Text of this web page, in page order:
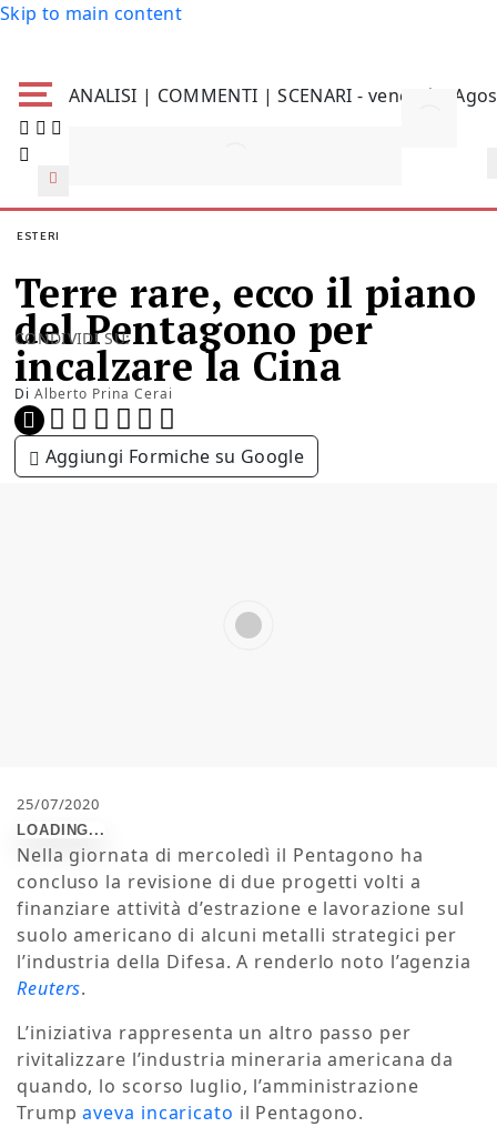
Skip to main content
ANALISI | COMMENTI | SCENARI - venerdì 7
ESTERI
Terre rare, ecco il piano
del Pentagono per
incalzare la Cina
Di Alberto Prina Cerai
CONDIVIDI SU:
Aggiungi Formiche su Google
25/07/2020
Nella giornata di mercoledì il Pentagono ha
concluso la revisione di due progetti volti a
finanziare attività d’estrazione e lavorazione sul
suolo americano di alcuni metalli strategici per
l’industria della Difesa. A renderlo noto l’agenzia
Reuters.
L’iniziativa rappresenta un altro passo per
rivitalizzare l’industria mineraria americana da
quando, lo scorso luglio, l’amministrazione
Trumpaveva incaricato il Pentagono.